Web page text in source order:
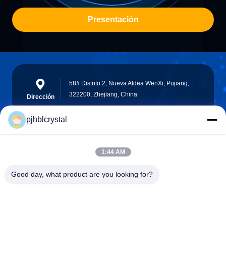
Presentación
Dirección
58# Distrito 2, Nueva Aldea WenXi, Pujiang,
322200, Zhejiang, China
jinhuacz@126.com
pjhblcrystal
1:44 AM
Good day, what product are you looking for?